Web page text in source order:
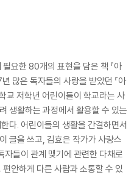
요한 80개의 표현을 담은 책 『아
많은 독자들의 사랑을 받았던 『아
교 저학년 어린이들이 학교라는 사
생활하는 과정에서 활용할 수 있는
다. 어린이들의 생활을 간결하면서
글을 쓰고, 김효은 작가가 사랑스
자들이 관계 맺기에 관련한 다채로
안하게 다른 사람과 소통할 수 있